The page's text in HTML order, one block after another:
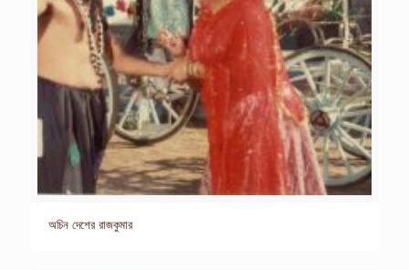
অচিন দেশের রাজকুমার